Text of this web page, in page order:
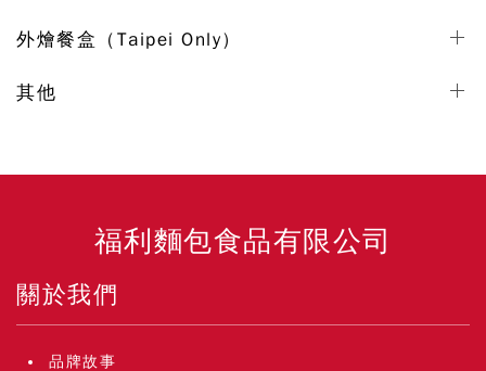
外燴餐盒（Taipei Only）
其他
福利麵包食品有限公司
關於我們
品牌故事